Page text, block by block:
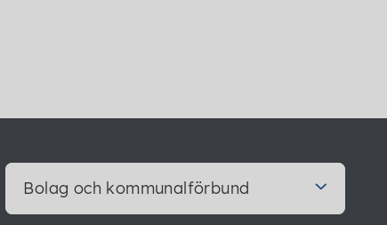
Bolag och kommunalförbund